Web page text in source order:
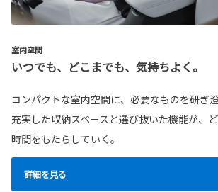
室内空間
いつでも、どこまでも、気持ちよく。
コンパクトな室内空間に、必要なものを研ぎ澄
充実した収納スペースと選び抜いた機能が、
時間をもたらしていく。
詳細を見る